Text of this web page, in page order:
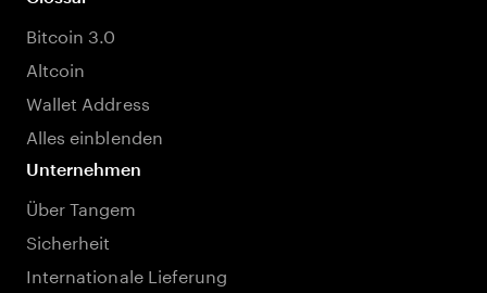
Bitcoin 3.0
Altcoin
Wallet Address
Alles einblenden
Unternehmen
Über Tangem
Sicherheit
Internationale Lieferung